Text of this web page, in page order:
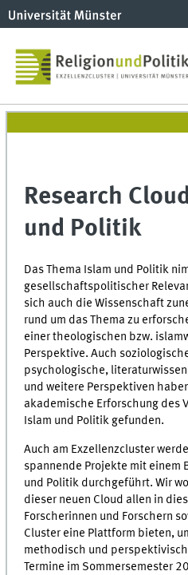
Research
und Politik
Das Thema Islam und Politik
gesellschaftspolitischer
sich auch die Wissenschaft
rund um das Thema zu
einer theologischen bzw.
Perspektive. Auch
psychologische,
und weitere Perspektiven
akademische Erforschung des
Islam und Politik gefunden.
Auch am Exzellenzcluster
spannende Projekte mit einem
und Politik durchgeführt. Wir
dieser neuen Cloud allen in
Forscherinnen und Forschern
Cluster eine Plattform bieten,
methodisch und
Termine im Sommersemester